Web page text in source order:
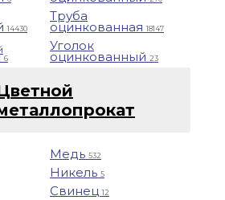
14430
6
Труба
оцинкованная18147
Уголок
оцинкованный 23
Медь 532
Никель 5
Свинец12